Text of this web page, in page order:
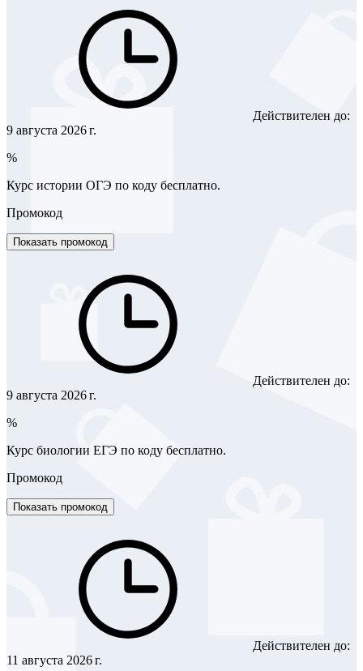
Действителен до:
9 августа 2026 г.
%
Курс истории ОГЭ по коду бесплатно.
Промокод
Показать промокод
Действителен до:
9 августа 2026 г.
%
Курс биологии ЕГЭ по коду бесплатно.
Промокод
Показать промокод
Действителен до:
11 августа 2026 г.